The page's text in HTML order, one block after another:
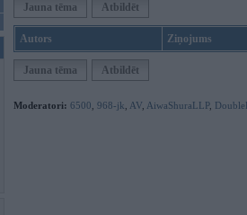
Jauna tēma Atbildēt
Autors Ziņojums
Jauna tēma Atbildēt
Moderatori: 6500 968-jk AV AiwaShuraLLP,